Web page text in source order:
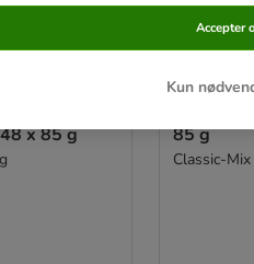
PrimaCat
x 85 g
85 g
Classic-
Kun
Accepter